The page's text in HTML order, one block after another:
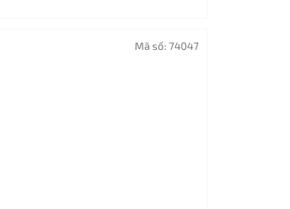
Mã số: 74047